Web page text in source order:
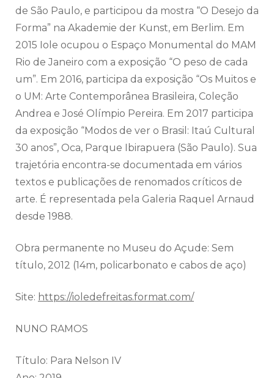
de São Paulo, e participou da mostra “O Desejo da
Forma” na Akademie der Kunst, em Berlim. Em
2015 Iole ocupou o Espaço Monumental do MAM
Rio de Janeiro com a exposição “O peso de cada
um”. Em 2016, participa da exposição “Os Muitos e
o UM: Arte Contemporânea Brasileira, Coleção
Andrea e José Olímpio Pereira. Em 2017 participa
da exposição “Modos de ver o Brasil: Itaú Cultural
30 anos”, Oca, Parque Ibirapuera (São Paulo). Sua
trajetória encontra-se documentada em vários
textos e publicações de renomados críticos de
arte. É representada pela Galeria Raquel Arnaud
desde 1988.
Obra permanente no Museu do Açude: Sem
título, 2012 (14m, policarbonato e cabos de aço)
Site: https://ioledefreitas.format.com/
NUNO RAMOS
Título: Para Nelson IV